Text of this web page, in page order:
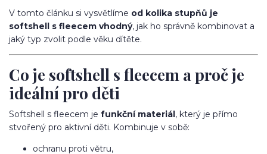
V tomto článku si vysvětlíme od kolika stupňů je
softshell s fleecem vhodný, jak ho správně kombinovat a
jaký typ zvolit podle věku dítěte.
Co je softshell s fleecem a proč je
ideální pro děti
Softshell s fleecem je funkční materiál, který je přímo
stvořený pro aktivní děti. Kombinuje v sobě:
ochranu proti větru,